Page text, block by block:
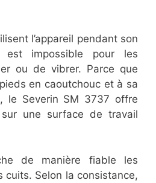
l’appareil pendant son
est impossible pour les
ou de vibrer. Parce que
en caoutchouc et à sa
le Severin SM 3737 offre
une surface de travail
de manière fiable les
cuits. Selon la consistance,